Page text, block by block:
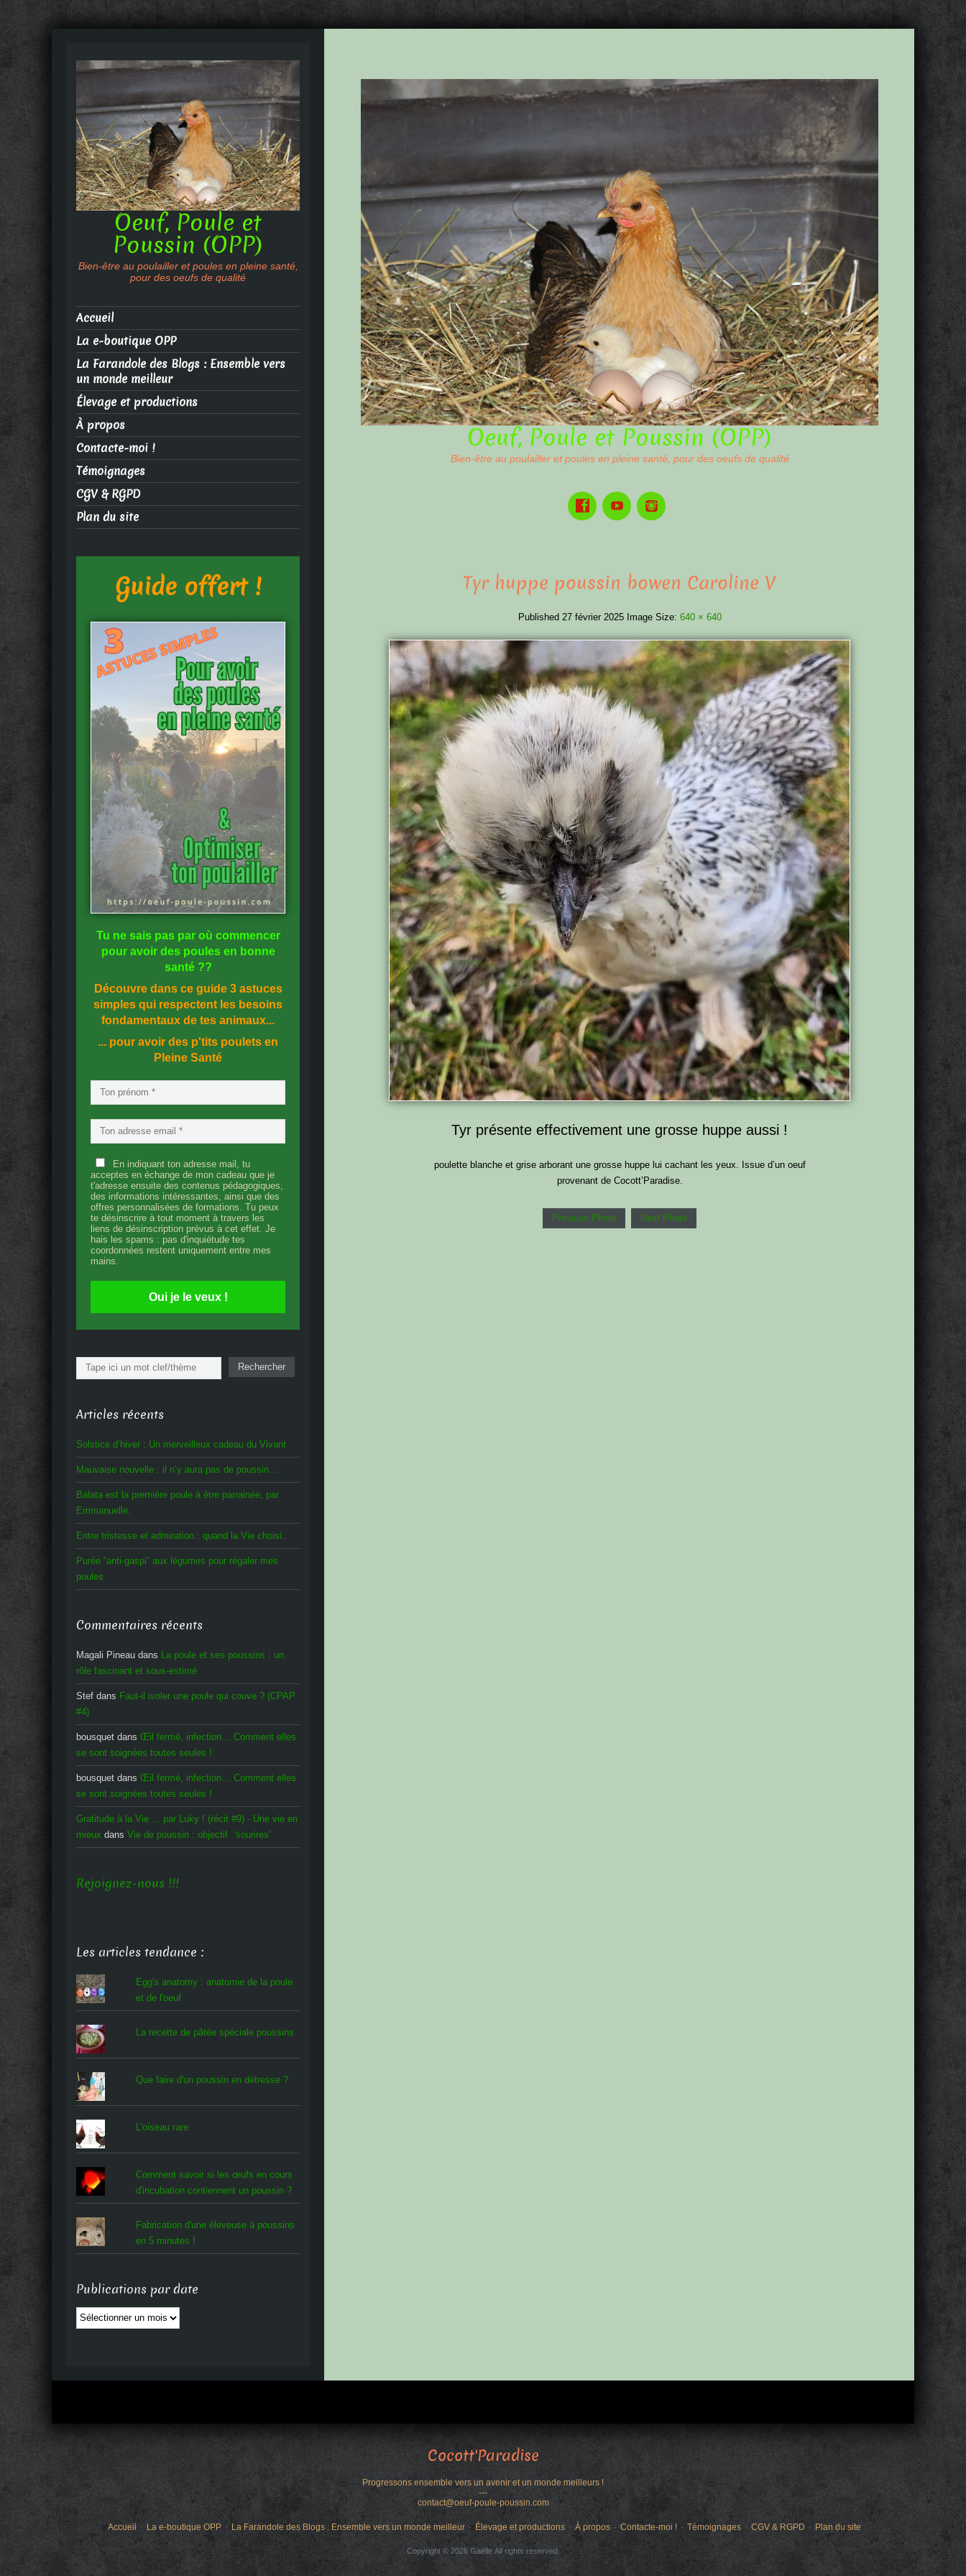
Oeuf, Poule et Poussin (OPP)
Bien-être au poulailler et poules en pleine santé, pour des oeufs de qualité
Tyr huppe poussin bowen Caroline V
Published 27 février 2025 Image Size: 640 × 640
Tyr présente effectivement une grosse huppe aussi !
poulette blanche et grise arborant une grosse huppe lui cachant les yeux. Issue d’un oeuf
provenant de Cocott’Paradise.
Previous Photo Next Photo
Oeuf, Poule et
Poussin (OPP)
Bien-être au poulailler et poules en pleine santé,
pour des oeufs de qualité
Accueil
La e-boutique OPP
La Farandole des Blogs : Ensemble vers
un monde meilleur
Élevage et productions
À propos
Contacte-moi !
Témoignages
CGV & RGPD
Plan du site
Guide offert !
Tu ne sais pas par où commencer
pour avoir des poules en bonne
santé??
Découvre dans ce guide 3 astuces
simples qui respectent les besoins
fondamentaux de tes animaux...
... pour avoir des p'tits poulets en
Pleine Santé
En indiquant ton adresse mail, tu
acceptes en échange de mon cadeau que je
t'adresse ensuite des contenus pédagogiques,
des informations intéressantes, ainsi que des
offres personnalisées de formations. Tu peux
te désinscrire à tout moment à travers les
liens de désinscription prévus à cet effet. Je
hais les spams : pas d'inquiétude tes
coordonnées restent uniquement entre mes
mains.
Oui je le veux !
Rechercher Rechercher
Articles récents
Solstice d’hiver : Un merveilleux cadeau du Vivant
Mauvaise nouvelle : il n’y aura pas de poussin…
Balata est la première poule à être parrainée, par
Emmanuelle.
Entre tristesse et admiration : quand la Vie choisi.
Purée “anti-gaspi” aux légumes pour régaler mes
poules
Commentaires récents
Magali Pineau dans La poule et ses poussins : un
rôle fascinant et sous-estimé
Stef dans Faut-il isoler une poule qui couve ? (CPAP
#4)
bousquet dans Œil fermé, infection… Comment elles
se sont soignées toutes seules !
bousquet dans Œil fermé, infection… Comment elles
se sont soignées toutes seules !
Gratitude à la Vie ... par Luky ! (récit #9) - Une vie en
mieux dans Vie de poussin : objectif ‘sourires’
Rejoignez-nous !!!
Les articles tendance :
Egg's anatomy : anatomie de la poule
et de l'oeuf
La recette de pâtée spéciale poussins
Que faire d'un poussin en détresse ?
L'oiseau rare
Comment savoir si les œufs en cours
d'incubation contiennent un poussin ?
Fabrication d'une éleveuse à poussins
en 5 minutes !
Publications par date
Publications
par
Cocott'Paradise
Progressons ensemble vers un avenir et un monde meilleurs !
---
contact@oeuf-poule-poussin.com
Accueil La e-boutique OPP La Farandole des Blogs : Ensemble vers un monde meilleur Élevage et productions À propos Contacte-moi ! Témoignages CGV & RGPD Plan du site
Copyright © 2026 Gaëlle.All rights reserved.